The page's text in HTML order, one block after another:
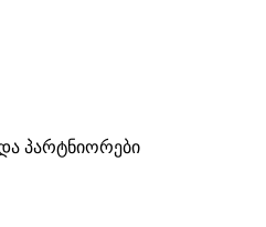
პარტნიორები